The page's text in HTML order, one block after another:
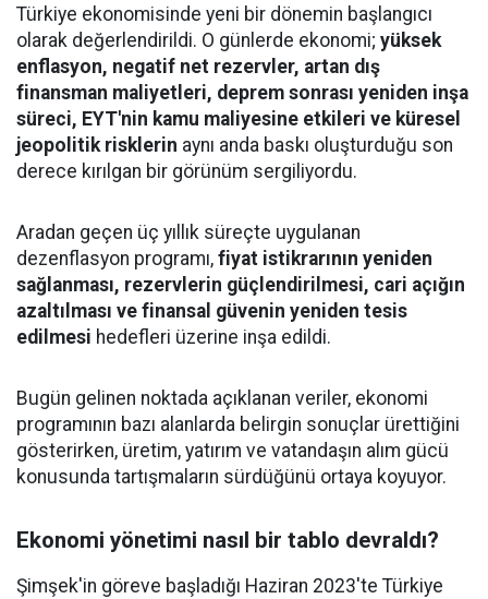
Türkiye ekonomisinde yeni bir dönemin başlangıcı
olarak değerlendirildi. O günlerde ekonomi; yüksek
enflasyon, negatif net rezervler, artan dış
finansman maliyetleri, deprem sonrası yeniden inşa
süreci, EYT'nin kamu maliyesine etkileri ve küresel
jeopolitik risklerin aynı anda baskı oluşturduğu son
derece kırılgan bir görünüm sergiliyordu.
Aradan geçen üç yıllık süreçte uygulanan
dezenflasyon programı, fiyat istikrarının yeniden
sağlanması, rezervlerin güçlendirilmesi, cari açığın
azaltılması ve finansal güvenin yeniden tesis
edilmesi hedefleri üzerine inşa edildi.
Bugün gelinen noktada açıklanan veriler, ekonomi
programının bazı alanlarda belirgin sonuçlar ürettiğini
gösterirken, üretim, yatırım ve vatandaşın alım gücü
konusunda tartışmaların sürdüğünü ortaya koyuyor.
Ekonomi yönetimi nasıl bir tablo devraldı?
Şimşek'in göreve başladığı Haziran 2023'te Türkiye